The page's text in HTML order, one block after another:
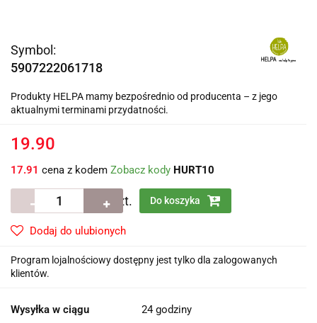
Symbol:
5907222061718
Produkty HELPA mamy bezpośrednio od producenta – z jego
aktualnymi terminami przydatności.
19.90
17.91 cena z kodem Zobacz kody HURT10
szt. Do koszyka
Dodaj do ulubionych
Program lojalnościowy dostępny jest tylko dla zalogowanych
klientów.
Wysyłka w ciągu 24 godziny